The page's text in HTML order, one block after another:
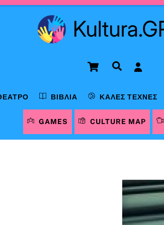
Cart Αναζήτηση
ΒΙΒΛΊΑ ΚΑΛΈΣ ΤΈΧΝΕΣ
GAMES CULTURE MAP